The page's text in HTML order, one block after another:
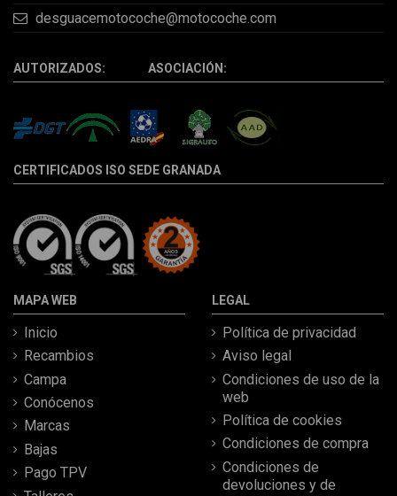
desguacemotocoche@motocoche.com
AUTORIZADOS: ASOCIACIÓN:
CERTIFICADOS ISO SEDE GRANADA
MAPA WEB
Inicio
Recambios
Campa
Conócenos
Marcas
Bajas
Pago TPV
LEGAL
Política de privacidad
Aviso legal
Condiciones de uso de la
web
Política de cookies
Condiciones de compra
Condiciones de
devoluciones y de